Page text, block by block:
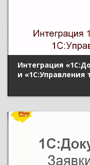
Интеграция
и «1С:Управления